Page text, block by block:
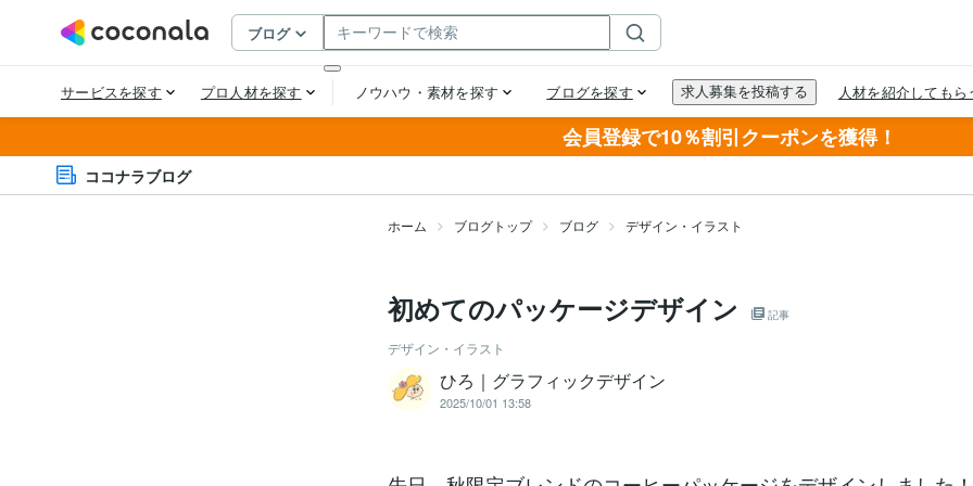
会員登録で10％割引クーポンを獲得！
ココナラブログ
ホーム ブログトップ ブログ デザイン・イラスト
初めてのパッケージデザイン 記事
デザイン・イラスト
ひろ｜グラフィックデザイン
2025/10/01 13:58